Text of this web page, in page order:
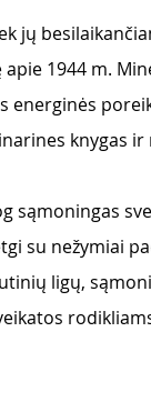
jų
1944 m.
energinės
knygas
sąmoningas
su nežymiai
ligų,